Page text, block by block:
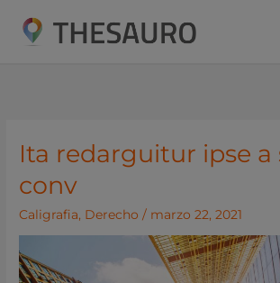
Ita redarguitur ipse a
conv
Caligrafia, Derecho / marzo 22, 2021
Ita
ipse
a
sese,
conv